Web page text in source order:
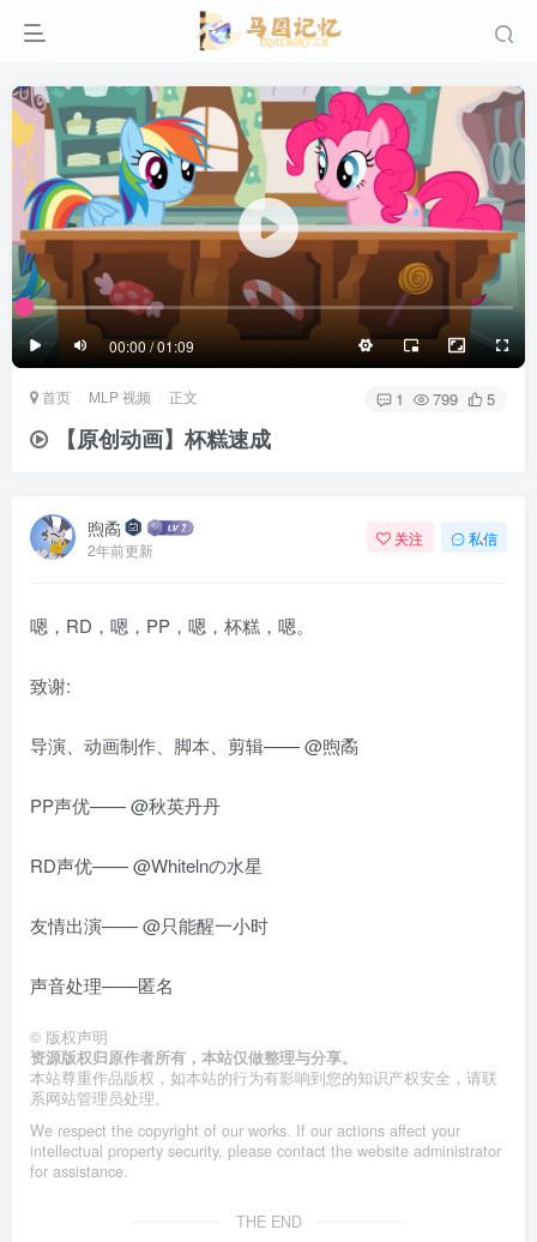
00:00 / 01:09
滚动顶部底部
防止弹幕重叠
同步视频速度
100%
半屏 3/4 满屏
3/4
25px
极慢 适中 极快
顶部 底部
发送
首页 MLP 视频 正文 1 799 5
【原创动画】杯糕速成
煦矞
2年前更新
关注 私信
嗯，RD，嗯，PP，嗯，杯糕，嗯。
致谢:
导演、动画制作、脚本、剪辑——@煦矞
PP声优——@秋英丹丹
RD声优——@Whitelnの水星
友情出演——@只能醒一小时
声音处理——匿名
© 版权声明
资源版权归原作者所有，本站仅做整理与分享。
本站尊重作品版权，如本站的行为有影响到您的知识产权安全，请联
系网站管理员处理。
We respect the copyright of our works. If our actions affect your
intellectual property security, please contact the website administrator
for assistance.
THE END